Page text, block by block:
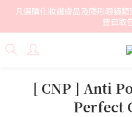
凡選購化妝護膚品及隱形眼鏡
豐自取
[ CNP ] Anti
Perfect